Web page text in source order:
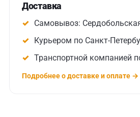
Доставка
Самовывоз:
Курьером по Санкт-
Транспортной компанией
Подробнее о доставке и оплате →